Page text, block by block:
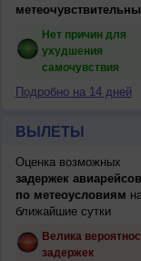
Нет причин для
ухудшения
самочувствия
Подробно на 14 дней
ВЫЛЕТЫ
Оценка возможных
задержек авиарейсов
по метеоусловиям
ближайшие сутки
Велика
задержек